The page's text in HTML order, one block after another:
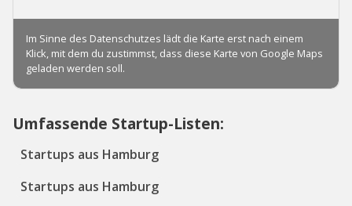
Umfassende Startup-Listen:
Startups aus Hamburg
Startups aus Hamburg